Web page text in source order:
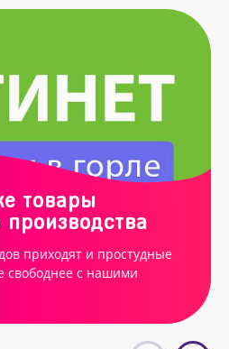
товары
производства
приходят и простудные
свободнее с нашими